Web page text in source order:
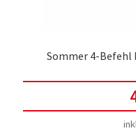
Sommer 4-Befehl